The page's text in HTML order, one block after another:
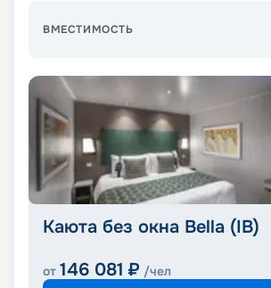
ВМЕСТИМОСТЬ
Каюта без окна Bella (IB)
от 146 081 ₽ /чел